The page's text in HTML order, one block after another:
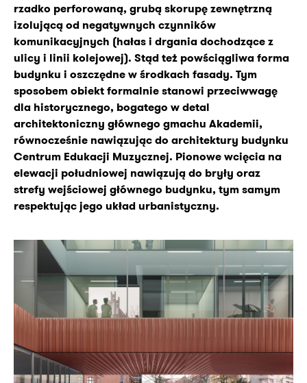
rzadko perforowaną, grubą skorupę zewnętrzną
izolującą od negatywnych czynników
komunikacyjnych (hałas i drgania dochodzące z
ulicy i linii kolejowej). Stąd też powściągliwa forma
budynku i oszczędne w środkach fasady. Tym
sposobem obiekt formalnie stanowi przeciwwagę
dla historycznego, bogatego w detal
architektoniczny głównego gmachu Akademii,
równocześnie nawiązując do architektury budynku
Centrum Edukacji Muzycznej. Pionowe wcięcia na
elewacji południowej nawiązują do bryły oraz
strefy wejściowej głównego budynku, tym samym
respektując jego układ urbanistyczny.